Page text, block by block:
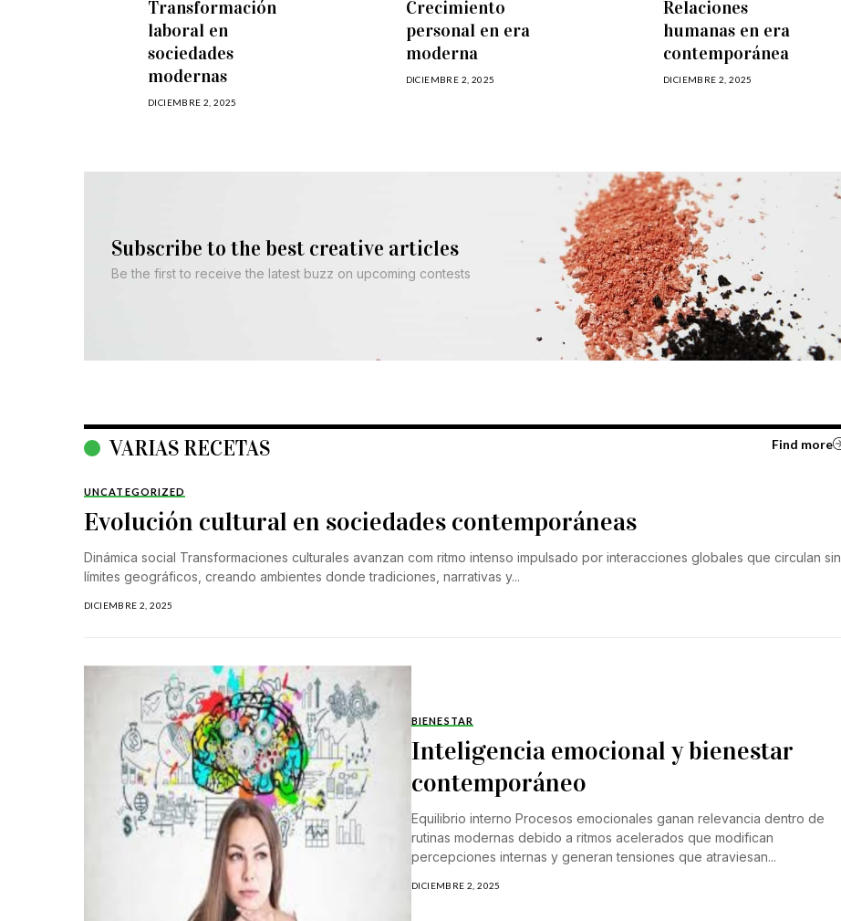
Transformación
laboral en
sociedades
modernas
DICIEMBRE 2, 2025
Crecimiento
personal en era
moderna
DICIEMBRE 2, 2025
Relaciones
humanas en era
contemporánea
DICIEMBRE 2, 2025
Subscribe to the best creative articles
Be the first to receive the latest buzz on upcoming contests
VARIAS RECETAS Find more
UNCATEGORIZED
Evolución cultural en sociedades contemporáneas
Dinámica social Transformaciones culturales avanzan com ritmo intenso impulsado por interacciones globales que circulan sin
límites geográficos, creando ambientes donde tradiciones, narrativas y...
DICIEMBRE 2, 2025
BIENESTAR
Inteligencia emocional y bienestar
contemporáneo
Equilibrio interno Procesos emocionales ganan relevancia dentro de
rutinas modernas debido a ritmos acelerados que modifican
percepciones internas y generan tensiones que atraviesan...
DICIEMBRE 2, 2025